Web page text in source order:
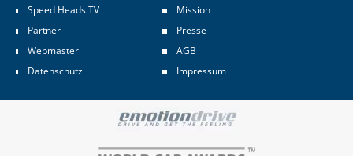
Speed Heads TV
Mission
Partner
Presse
Webmaster
AGB
Datenschutz
Impressum